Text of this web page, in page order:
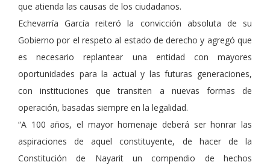
que atienda las causas de los ciudadanos.
Echevarría García reiteró la convicción absoluta de su
Gobierno por el respeto al estado de derecho y agregó que
es necesario replantear una entidad con mayores
oportunidades para la actual y las futuras generaciones,
con instituciones que transiten a nuevas formas de
operación, basadas siempre en la legalidad.
“A 100 años, el mayor homenaje deberá ser honrar las
aspiraciones de aquel constituyente, de hacer de la
Constitución de Nayarit un compendio de hechos